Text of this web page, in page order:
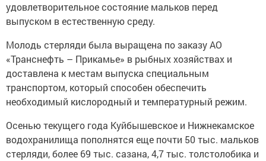
удовлетворительное состояние мальков перед
выпуском в естественную среду.
Молодь стерляди была выращена по заказу АО
«Транснефть – Прикамье» в рыбных хозяйствах и
доставлена к местам выпуска специальным
транспортом, который способен обеспечить
необходимый кислородный и температурный режим.
Осенью текущего года Куйбышевское и Нижнекамское
водохранилища пополнятся еще почти 50 тыс. мальков
стерляди, более 69 тыс. сазана, 4,7 тыс. толстолобика и